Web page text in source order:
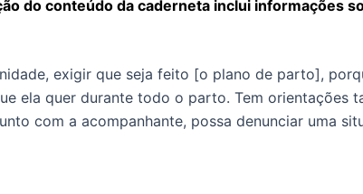
do conteúdo da caderneta inclui informações
exigir que seja feito [o plano de parto],
ela quer durante todo o parto. Tem orientações
com a acompanhante, possa denunciar uma